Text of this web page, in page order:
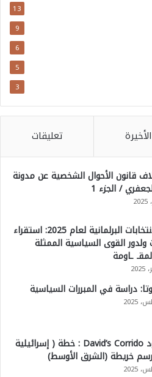
13
9
6
5
3
الأخيرة تعليقات
قانون الأحوال الشخصية عن مدونة
/ الجزء 1
خارطة الانتخابات البرلمانية لعام 2025: استقراء
ولدور القوى السياسية الممثلة
ـاومة
دراسة في المبررات السياسية
ممر داوود David’s Corrido : خطة ( إسرائيلية
خريطة (الشرق الأوسط)